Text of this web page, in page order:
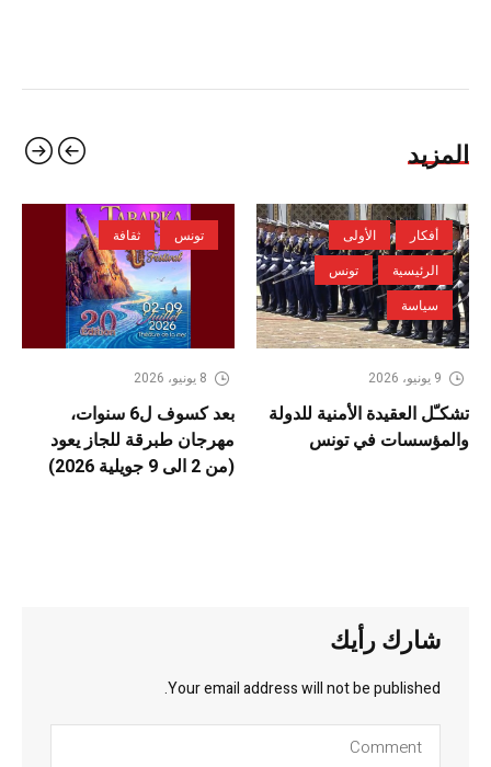
المزيد
أفكار
الأولى
الرئيسية
تونس
سياسة
9 يونيو، 2026
تشكـّل العقيدة الأمنية للدولة
والمؤسسات في تونس
تونس ثقافة
8 يونيو، 2026
بعد كسوف ل6 سنوات،
مهرجان طبرقة للجاز يعود
(من 2 الى 9 جويلية 2026)
شارك رأيك
Your email address will not be published.